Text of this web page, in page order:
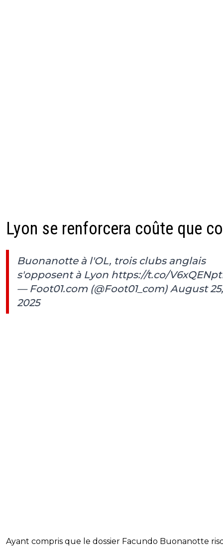
Lyon se renforcera coûte que
Buonanotte à l'OL, trois clubs anglais
s'opposent à Lyon https://t.co/
— Foot01.com (@Foot01_com) August 25,
2025
Ayant compris que le dossier Facundo Buonanotte